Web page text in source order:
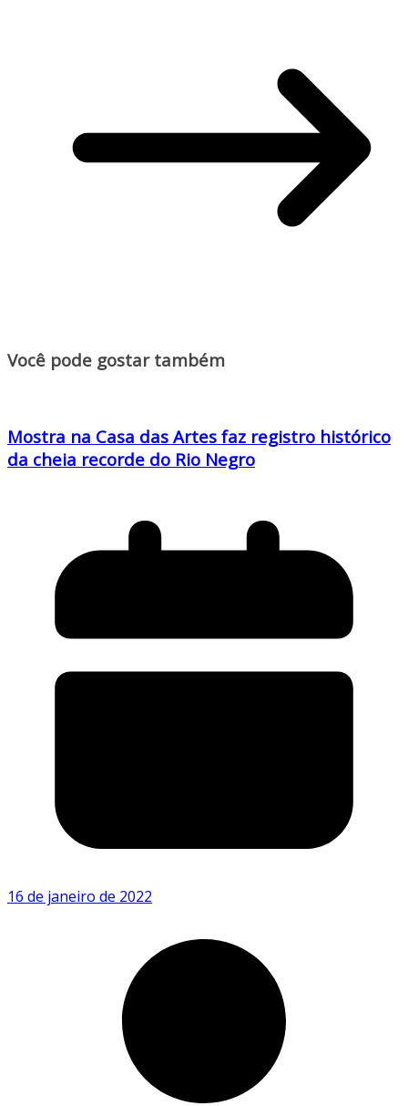
Você pode gostar também
Mostra na Casa das Artes faz registro histórico
da cheia recorde do Rio Negro
16 de janeiro de 2022